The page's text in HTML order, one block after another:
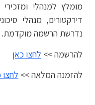
מומלץ למנהלי ומזכירי
דירקטורים, מנהלי
נדרשת הרשמה מוקדמת.
להרשמה >> לחצו כאן
להזמנה המלאה >> לחצו